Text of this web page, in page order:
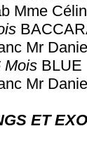
Mme
Mr
Mois BLUE
Mr
ET